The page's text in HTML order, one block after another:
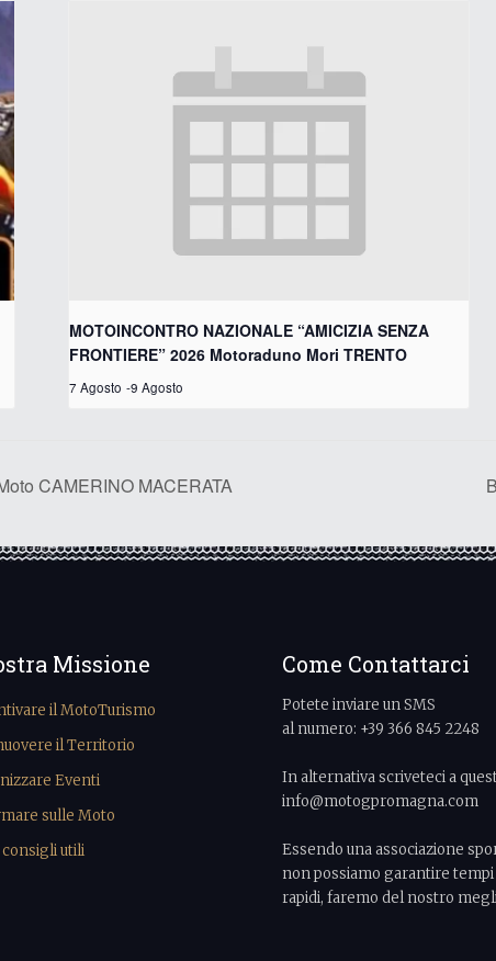
MOTOINCONTRO NAZIONALE “AMICIZIA SENZA
FRONTIERE” 2026 Motoraduno Mori TRENTO
7 Agosto -9 Agosto
CAMERINO MACERATA
Missione
il MotoTurismo
il Territorio
Eventi
sulle Moto
utili
Come Contattarci
Potete inviare un SMS
al numero: +39 366 845 2248
In alternativa scriveteci a
info@motogpromagna.com
Essendo una associazione
non possiamo garantire
rapidi, faremo del nostro